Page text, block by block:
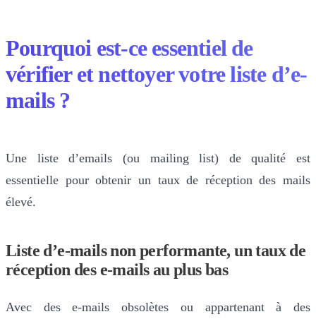
Pourquoi est-ce essentiel de
vérifier et nettoyer votre liste d’e-
mails ?
Une liste d’emails (ou mailing list) de qualité est
essentielle pour obtenir un taux de réception des mails
élevé.
Liste d’e-mails non performante, un taux de
réception des e-mails au plus bas
Avec des e-mails obsolètes ou appartenant à des